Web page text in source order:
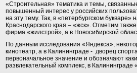
«Строительная» тематика и темы,
повышенный интерес у российских
на эту тему. Так, в «петербургском
Краснодарского края – «жск». Отметим
фирма «жилстрой», а в Новосибирской
По данным исследования «Яндекса»,
кинотеатр, а в Калининграде - дворец
первоначальное значение и обозначают
развлекательный комплекс, в